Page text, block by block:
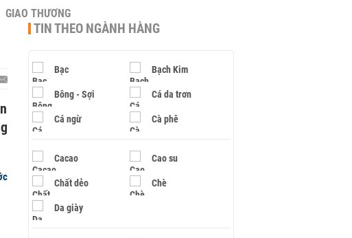
GIAO THƯƠNG
TIN THEO NGÀNH HÀNG
Bạc Bạch Kim
Bông - Sợi Cá da trơn
Cá ngừ Cà phê
Cacao Cao su
Chất dẻo Chè
Da giày